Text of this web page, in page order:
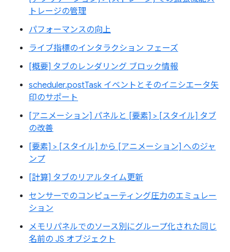
トレージの管理
パフォーマンスの向上
ライブ指標のインタラクション フェーズ
[概要] タブのレンダリング ブロック情報
scheduler.postTask イベントとそのイニシエータ矢
印のサポート
[アニメーション] パネルと [要素] > [スタイル] タブ
の改善
[要素] > [スタイル] から [アニメーション] へのジャ
ンプ
[計算] タブのリアルタイム更新
センサーでのコンピューティング圧力のエミュレー
ション
メモリパネルでのソース別にグループ化された同じ
名前の JS オブジェクト